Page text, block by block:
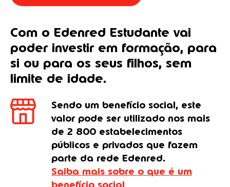
Com o Edenred Estudante vai
poder investir em formação, para
si ou para os seus filhos, sem
limite de idade.
Sendo um benefício social, este
valor pode ser utilizado nos mais
de 2 800 estabelecimentos
públicos e privados que fazem
parte da rede Edenred.
Saiba mais sobre o que é um